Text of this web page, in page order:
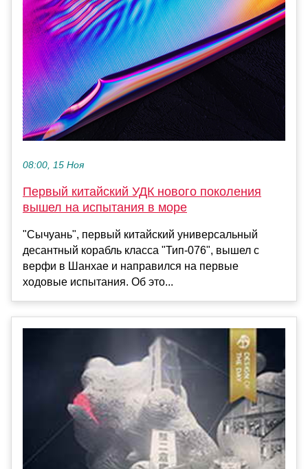
08:00, 15 Ноя
Первый китайский УДК нового поколения
вышел на испытания в море
"Сычуань", первый китайский универсальный
десантный корабль класса "Тип-076", вышел с
верфи в Шанхае и направился на первые
ходовые испытания. Об это...